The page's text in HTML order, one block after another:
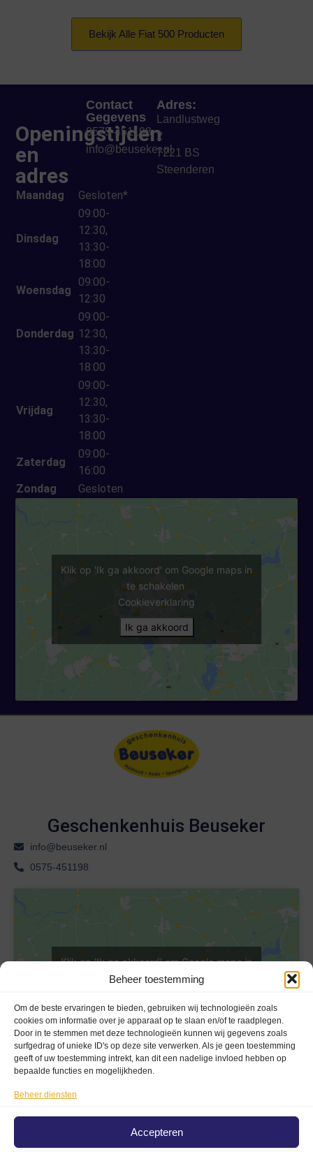
Beheer toestemming
Om de beste ervaringen te bieden, gebruiken wij technologieën zoals
cookies om informatie over je apparaat op te slaan en/of te raadplegen.
Door in te stemmen met deze technologieën kunnen wij gegevens zoals
surfgedrag of unieke ID's op deze site verwerken. Als je geen toestemming
geeft of uw toestemming intrekt, kan dit een nadelige invloed hebben op
bepaalde functies en mogelijkheden.
Beheer diensten
Accepteren
Bekijk Alle Fiat 500 Producten
Openingstijden
Openingstijden
en
adres
Maandag Gesloten*
Dinsdag
09:00-
12:30,
13:30-
18:00
Woensdag
09:00-
12:30
Donderdag
09:00-
12:30,
13:30-
18:00
Vrijdag
09:00-
12:30,
13:30-
18:00
Zaterdag
09:00-
16:00
Zondag
Gesloten
Contact
Gegevens
0575-451198
info@beuseker.nl
Adres:
Landlustweg
2
7221 BS
Steenderen
Klik op 'Ik ga akkoord' om Google maps in
te schakelen
Cookieverklaring
Ik ga akkoord
Geschenkenhuis Beuseker
info@beuseker.nl
0575-451198
Klik op 'Ik ga akkoord' om Google maps in
te schakelen
Ik ga akkoord
Privacy En Voorwaarden
Privacybeleid (AVG)